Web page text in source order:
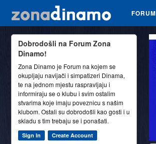
FORUM
Dobrodošli na Forum Zona
Dinamo!
Zona Dinamo je Forum na kojem se
okupljaju navijači i simpatizeri Dinama,
te na jednom mjestu raspravljaju i
informiraju se o klubu i svim ostalim
stvarima koje imaju poveznicu s našim
klubom. Ostali su dobrodošli kao gosti i u
skladu s tim trebaju se i ponašati.
Sign In Create Account